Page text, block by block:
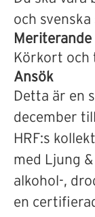
och
Meriterande
Körkort och
Ansök
Detta är en
december
HRF:s
med Ljung
alkohol-,
en